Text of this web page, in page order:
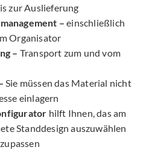
zur Auslieferung
– einschließlich
Organisator
– Transport zum und vom
Sie müssen das Material nicht
einlagern
hilft Ihnen, das am
Standdesign auszuwählen